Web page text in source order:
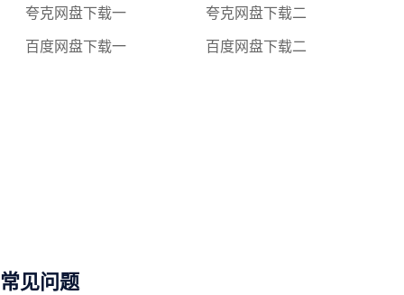
夸克网盘下载一 夸克网盘下载二
百度网盘下载一 百度网盘下载二
常见问题